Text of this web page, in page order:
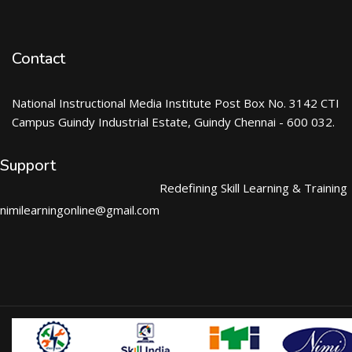
Contact
National Instructional Media Institute Post Box No. 3142 CTI
Campus Guindy Industrial Estate, Guindy Chennai - 600 032.
Support
nimilearningonline@gmail.com
Redefining Skill Learning & Training